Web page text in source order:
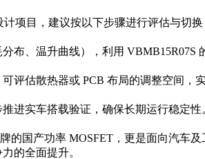
项目，建议按以下步骤进行评估与切换
布、温升曲线），利用 VBMB15R07S
评估散热器或 PCB 布局的调整空间，
进实车搭载验证，确保长期运行稳定性
的国产功率 MOSFET，更是面向汽车
的全面提升。